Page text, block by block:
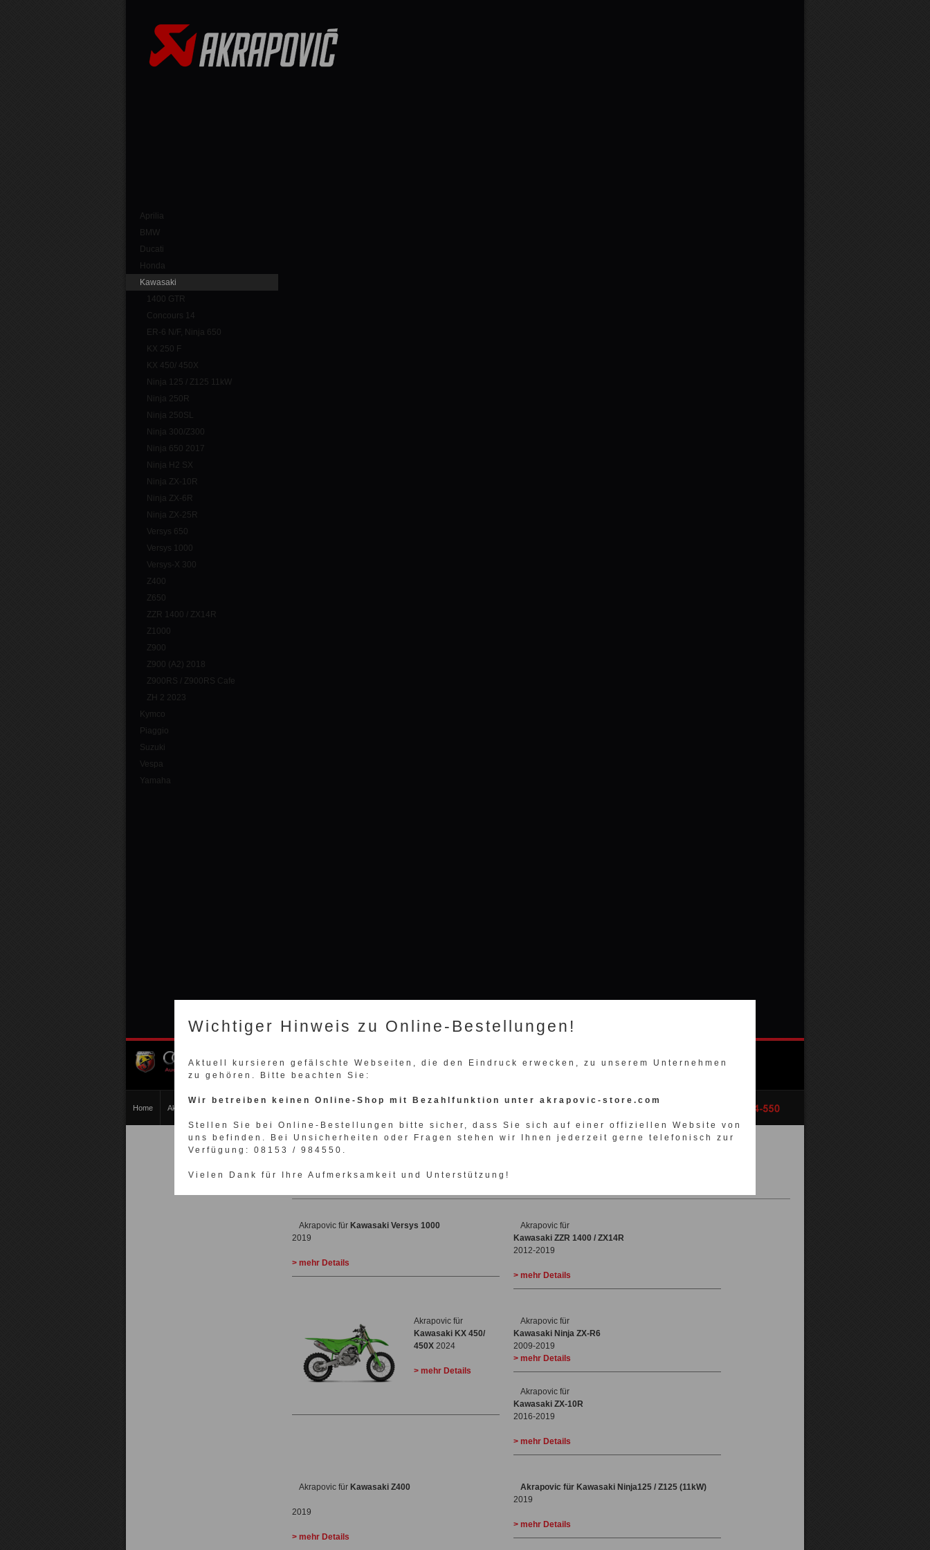
Home Akrapovic Auspuff
Aprilia
BMW
Ducati
Honda
Kawasaki
1400 GTR
Concours 14
ER-6 N/F, Ninja 650
KX 250 F
KX 450/ 450X
Ninja 125 / Z125 11kW
Ninja 250R
Ninja 250SL
Ninja 300/Z300
Ninja 650 2017
Ninja H2 SX
Ninja ZX-10R
Ninja ZX-6R
Ninja ZX-25R
Versys 650
Versys 1000
Versys-X 300
Z400
Z650
ZZR 1400 / ZX14R
Z1000
Z900
Z900 (A2) 2018
Z900RS / Z900RS Cafe
ZH 2 2023
Kymco
Piaggio
Suzuki
Vespa
Yamaha
Akrapovic Shop
Akrapovic für Kawasaki Versys 1000
2019
> mehr Details
Akrapovic für
Kawasaki ZZR 1400 / ZX14R
2012-2019
> mehr Details
Akrapovic für
Kawasaki KX 450/
450X 2024
> mehr Details
Akrapovic für
Kawasaki Ninja ZX-R6
2009-2019
> mehr Details
Akrapovic für
Kawasaki ZX-10R
2016-2019
> mehr Details
Akrapovic für Kawasaki Z400
2019
> mehr Details
Akrapovic für Kawasaki Ninja125 / Z125 (11kW)
2019
> mehr Details
Wichtiger Hinweis zu Online-Bestellungen!
Aktuell kursieren gefälschte Webseiten, die den Eindruck erwecken, zu unserem Unternehmen
zu gehören. Bitte beachten Sie:
Wir betreiben keinen Online-Shop mit Bezahlfunktion unter akrapovic-store.com
Stellen Sie bei Online-Bestellungen bitte sicher, dass Sie sich auf einer offiziellen Website von
uns befinden. Bei Unsicherheiten oder Fragen stehen wir Ihnen jederzeit gerne telefonisch zur
Verfügung: 08153 / 984550.
Vielen Dank für Ihre Aufmerksamkeit und Unterstützung!